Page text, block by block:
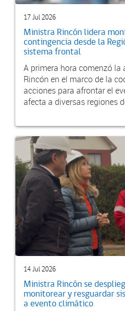
17 Jul 2026
Ministra Rincón lidera
contingencia desde la
sistema frontal
A primera hora comenzó la
Rincón en el marco de la
acciones para afrontar el
afecta a diversas regiones
14 Jul 2026
Ministra Rincón se
monitorear y resguardar
a evento climático